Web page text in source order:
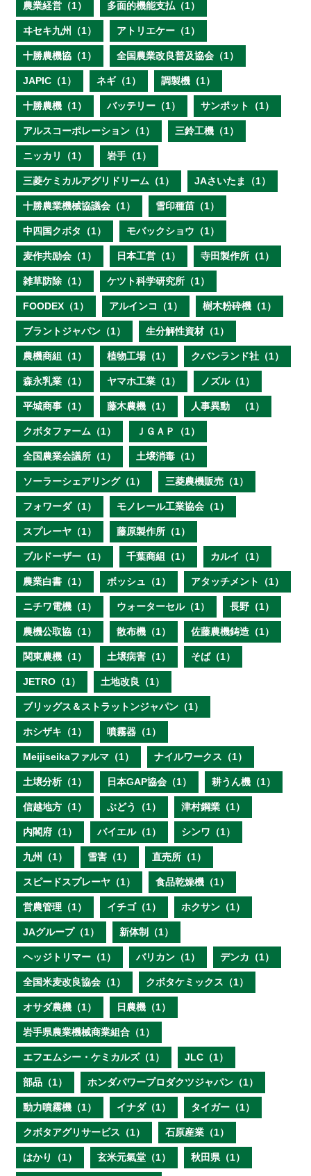
農業経営（1） 多面的機能支払（1）
ヰセキ九州（1） アトリエケー（1）
十勝農機協（1） 全国農業改良普及協会（1）
JAPIC（1） ネギ（1） 調製機（1）
十勝農機（1） バッテリー（1） サンポット（1）
アルスコーポレーション（1） 三鈴工機（1）
ニッカリ（1） 岩手（1）
三菱ケミカルアグリドリーム（1） JAさいたま（1）
十勝農業機械協議会（1） 雪印種苗（1）
中四国クボタ（1） モバックショウ（1）
麦作共励会（1） 日本工営（1） 寺田製作所（1）
雑草防除（1） ケツト科学研究所（1）
FOODEX（1） アルインコ（1） 樹木粉砕機（1）
ブラントジャパン（1） 生分解性資材（1）
農機商組（1） 植物工場（1） クバンランド社（1）
森永乳業（1） ヤマホ工業（1） ノズル（1）
平城商事（1） 藤木農機（1） 人事異動 （1）
クボタファーム（1） ＪＧＡＰ（1）
全国農業会議所（1） 土壌消毒（1）
ソーラーシェアリング（1） 三菱農機販売（1）
フォワーダ（1） モノレール工業協会（1）
スプレーヤ（1） 藤原製作所（1）
ブルドーザー（1） 千葉商組（1） カルイ（1）
農業白書（1） ボッシュ（1） アタッチメント（1）
ニチワ電機（1） ウォーターセル（1） 長野（1）
農機公取協（1） 散布機（1） 佐藤農機鋳造（1）
関東農機（1） 土壌病害（1） そば（1）
JETRO（1） 土地改良（1）
ブリッグス＆ストラットンジャパン（1）
ホシザキ（1） 噴霧器（1）
Meijiseikaファルマ（1） ナイルワークス（1）
土壌分析（1） 日本GAP協会（1） 耕うん機（1）
信越地方（1） ぶどう（1） 津村鋼業（1）
内閣府（1） バイエル（1） シンワ（1）
九州（1） 雪害（1） 直売所（1）
スピードスプレーヤ（1） 食品乾燥機（1）
営農管理（1） イチゴ（1） ホクサン（1）
JAグループ（1） 新体制（1）
ヘッジトリマー（1） バリカン（1） デンカ（1）
全国米麦改良協会（1） クボタケミックス（1）
オサダ農機（1） 日農機（1）
岩手県農業機械商業組合（1）
エフエムシー・ケミカルズ（1） JLC（1）
部品（1） ホンダパワープロダクツジャパン（1）
動力噴霧機（1） イナダ（1） タイガー（1）
クボタアグリサービス（1） 石原産業（1）
はかり（1） 玄米元氣堂（1） 秋田県（1）